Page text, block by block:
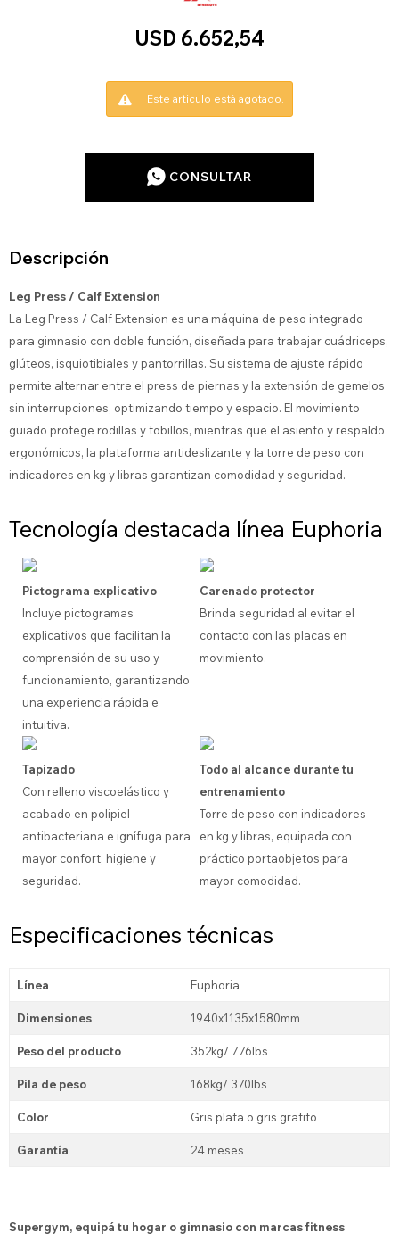
USD 6.652,54
Este artículo está agotado.
CONSULTAR
Descripción
Leg Press / Calf Extension
La Leg Press / Calf Extension es una máquina de peso integrado
para gimnasio con doble función, diseñada para trabajar cuádriceps,
glúteos, isquiotibiales y pantorrillas. Su sistema de ajuste rápido
permite alternar entre el press de piernas y la extensión de gemelos
sin interrupciones, optimizando tiempo y espacio. El movimiento
guiado protege rodillas y tobillos, mientras que el asiento y respaldo
ergonómicos, la plataforma antideslizante y la torre de peso con
indicadores en kg y libras garantizan comodidad y seguridad.
Tecnología destacada línea Euphoria
Pictograma explicativo
Incluye pictogramas
explicativos que facilitan la
comprensión de su uso y
funcionamiento, garantizando
una experiencia rápida e
intuitiva.
Carenado protector
Brinda seguridad al evitar el
contacto con las placas en
movimiento.
Tapizado
Con relleno viscoelástico y
acabado en polipiel
antibacteriana e ignífuga para
mayor confort, higiene y
seguridad.
Todo al alcance durante tu
entrenamiento
Torre de peso con indicadores
en kg y libras, equipada con
práctico portaobjetos para
mayor comodidad.
Especificaciones técnicas
Línea Euphoria
Dimensiones 1940x1135x1580mm
Peso del producto 352kg/ 776lbs
Pila de peso 168kg/ 370lbs
Color Gris plata o gris grafito
Garantía 24 meses
Supergym, equipá tu hogar o gimnasio con marcas fitness